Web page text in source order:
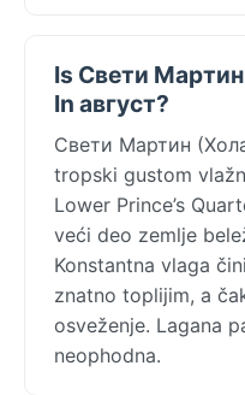
Is Свети
In август?
Свети Мартин
tropski gustom
Lower Prince’s
veći deo zemlje
Konstantna vlaga
znatno toplijim, a
osveženje. Lagana
neophodna.